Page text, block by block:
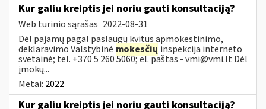
Kur galiu kreiptis jei noriu gauti konsultaciją?
Web turinio sąrašas 2022-08-31
Dėl pajamų pagal paslaugų kvitus apmokestinimo,
deklaravimo Valstybinė mokesčių inspekcija interneto
svetainė; tel. +370 5 260 5060; el. paštas -vmi@vmi.ltDėl
įmokų...
Metai: 2022
Kur galiu kreiptis jei noriu gauti konsultaciją?